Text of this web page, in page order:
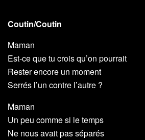
Coutin/Coutin
Maman
Est-ce que tu crois qu’on pourrait
Rester encore un moment
Serrés l’un contre l’autre ?
Maman
Un peu comme si le temps
Ne nous avait pas séparés